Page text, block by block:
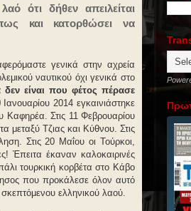
ότι δήθεν απειλείται
και κατορθώσει να
γενικά στην αχρεία
ναυτικού όχι γενικά στο
είναι που φέτος πέρασε
2014 εγκαινιάστηκε
Καφηρέα. Στις 11 Φεβρουαρίου
μεταξύ Τζιας και Κύθνου. Στις
Στις 20 Μαΐου οι Τούρκοι,
Έπειτα έκαναν καλοκαιρινές
τουρκική κορβέτα στο Κάβο
που προκάλεσε όλον αυτό
ελληνικού λαού.